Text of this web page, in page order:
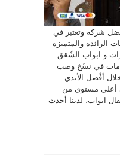
شركة وتعتبر في
الرائدة والمتميزة
و ابواب الشّقق
في نسْخ وصب
أفْضل الأيدي
أعلى مستوى من
ابواب، لدينا أحدث